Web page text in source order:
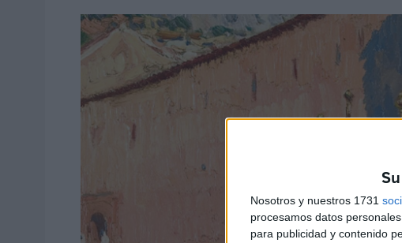
Nosotros y nuestros 1731
procesamos datos
para publicidad y contenido